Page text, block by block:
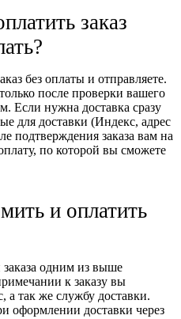
заказ
без оплаты и отправляете.
после проверки вашего
Если нужна доставка сразу
для доставки (Индекс, адрес
подтверждения заказа вам на
по которой вы сможете
и оплатить
одним из выше
к заказу вы
а так же службу доставки.
доставки через